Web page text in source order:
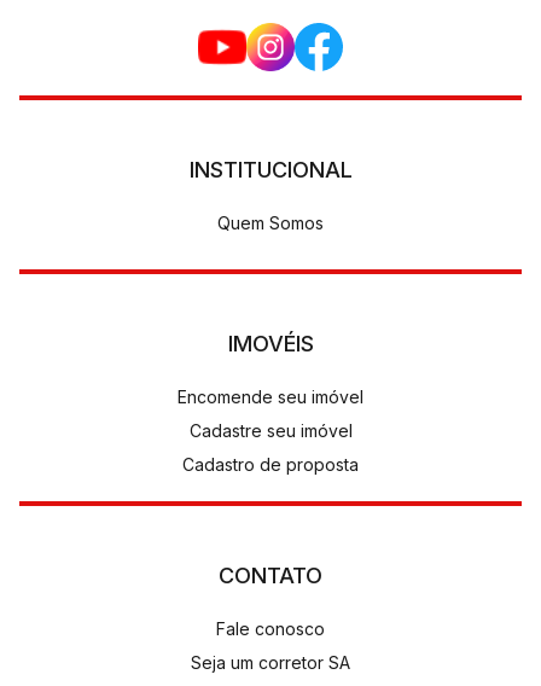
INSTITUCIONAL
Quem Somos
IMOVÉIS
Encomende seu imóvel
Cadastre seu imóvel
Cadastro de proposta
CONTATO
Fale conosco
Seja um corretor SA